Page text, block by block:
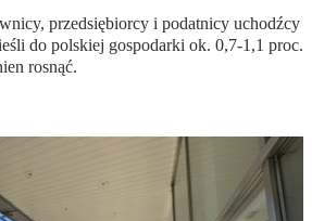
przedsiębiorcy i podatnicy uchodźcy
do polskiej gospodarki ok. 0,7-1,1 proc.
rosnąć.